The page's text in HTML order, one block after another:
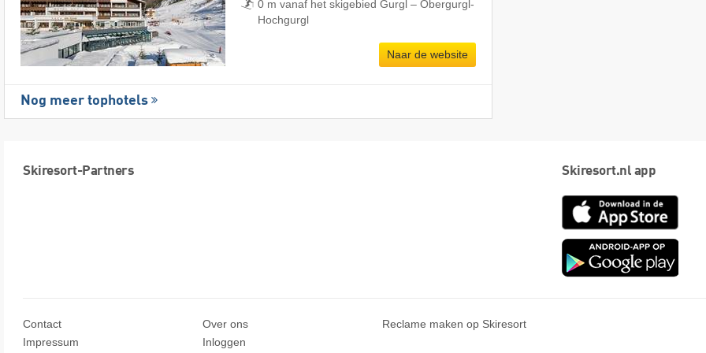
0 m vanaf het skigebied Gurgl – Obergurgl-
Hochgurgl
Naar de website
Nog meer tophotels
Skiresort-Partners Skiresort.nl app
App
Contact
Impressum
Over ons
Inloggen
Reclame maken op Skiresort